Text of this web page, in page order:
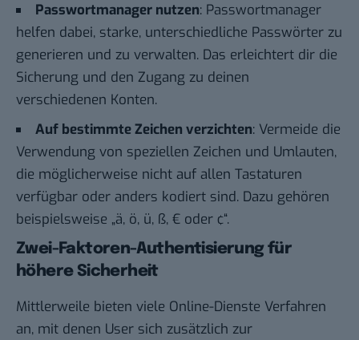
Passwortmanager nutzen: Passwortmanager
helfen dabei, starke, unterschiedliche Passwörter zu
generieren und zu verwalten. Das erleichtert dir die
Sicherung und den Zugang zu deinen
verschiedenen Konten.
Auf bestimmte Zeichen verzichten: Vermeide die
Verwendung von speziellen Zeichen und Umlauten,
die möglicherweise nicht auf allen Tastaturen
verfügbar oder anders kodiert sind. Dazu gehören
beispielsweise „ä, ö, ü, ß, € oder ¢“.
Zwei-Faktoren-Authentisierung für
höhere Sicherheit
Mittlerweile bieten viele Online-Dienste Verfahren
an, mit denen User sich zusätzlich zur